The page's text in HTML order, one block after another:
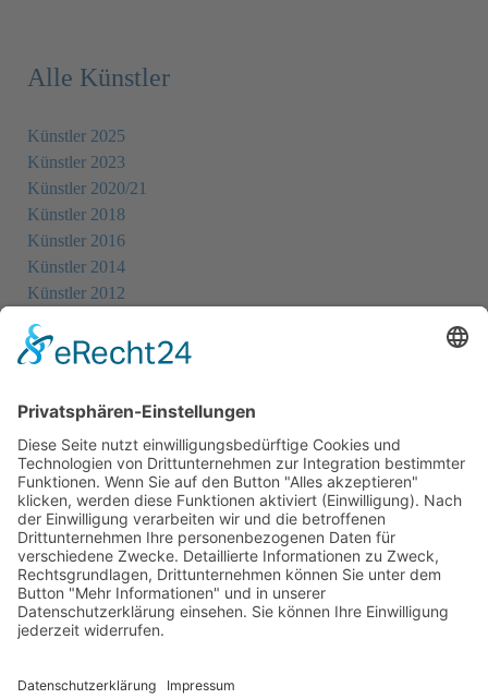
Alle Künstler
Künstler 2025
Künstler 2023
Künstler 2020/21
Künstler 2018
Künstler 2016
Künstler 2014
Künstler 2012
Künstler 2008
Künstler 2004
Alle Ausstellungsorte
Cookie-Einstellungen